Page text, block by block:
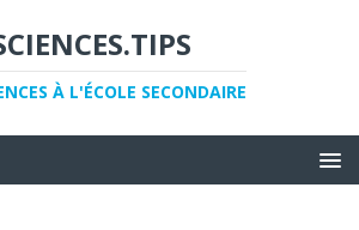
À L'ÉCOLE SECONDAIRE